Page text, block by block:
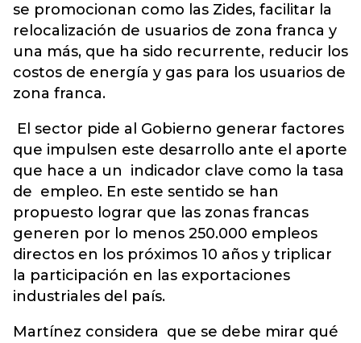
se promocionan como las Zides, facilitar la
relocalización de usuarios de zona franca y
una más, que ha sido recurrente, reducir los
costos de energía y gas para los usuarios de
zona franca.
El sector pide al Gobierno generar factores
que impulsen este desarrollo ante el aporte
que hace a un indicador clave como la tasa
de empleo. En este sentido se han
propuesto lograr que las zonas francas
generen por lo menos 250.000 empleos
directos en los próximos 10 años y triplicar
la participación en las exportaciones
industriales del país.
Martínez considera que se debe mirar qué